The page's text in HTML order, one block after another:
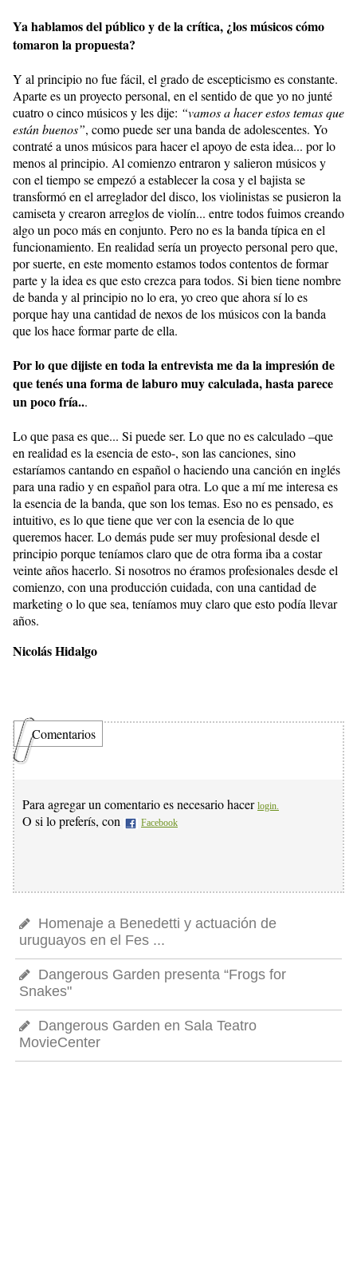
Ya hablamos del público y de la crítica, ¿los músicos cómo
tomaron la propuesta?
Y al principio no fue fácil, el grado de escepticismo es constante.
Aparte es un proyecto personal, en el sentido de que yo no junté
cuatro o cinco músicos y les dije: “vamos a hacer estos temas que
están buenos”, como puede ser una banda de adolescentes. Yo
contraté a unos músicos para hacer el apoyo de esta idea... por lo
menos al principio. Al comienzo entraron y salieron músicos y
con el tiempo se empezó a establecer la cosa y el bajista se
transformó en el arreglador del disco, los violinistas se pusieron la
camiseta y crearon arreglos de violín... entre todos fuimos creando
algo un poco más en conjunto. Pero no es la banda típica en el
funcionamiento. En realidad sería un proyecto personal pero que,
por suerte, en este momento estamos todos contentos de formar
parte y la idea es que esto crezca para todos. Si bien tiene nombre
de banda y al principio no lo era, yo creo que ahora sí lo es
porque hay una cantidad de nexos de los músicos con la banda
que los hace formar parte de ella.
Por lo que dijiste en toda la entrevista me da la impresión de
que tenés una forma de laburo muy calculada, hasta parece
un poco fría...
Lo que pasa es que... Si puede ser. Lo que no es calculado –que
en realidad es la esencia de esto-, son las canciones, sino
estaríamos cantando en español o haciendo una canción en inglés
para una radio y en español para otra. Lo que a mí me interesa es
la esencia de la banda, que son los temas. Eso no es pensado, es
intuitivo, es lo que tiene que ver con la esencia de lo que
queremos hacer. Lo demás pude ser muy profesional desde el
principio porque teníamos claro que de otra forma iba a costar
veinte años hacerlo. Si nosotros no éramos profesionales desde el
comienzo, con una producción cuidada, con una cantidad de
marketing o lo que sea, teníamos muy claro que esto podía llevar
años.
Nicolás Hidalgo
Comentarios
Para agregar un comentario es necesario hacer login.
O si lo preferís, con Facebook
Homenaje a Benedetti y actuación de
uruguayos en el Fes ...
Dangerous Garden presenta “Frogs for
Snakes"
Dangerous Garden en Sala Teatro
MovieCenter